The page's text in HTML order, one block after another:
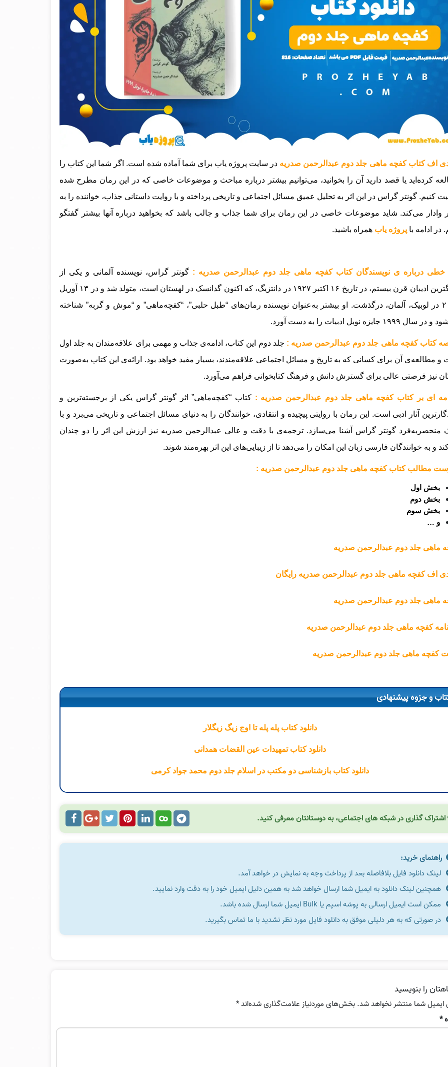
اف کتاب کفچه ماهی جلد دوم عبدالرحمن صدریه در سایت پروژه یاب برای شما آماده شده است. اگر شما این کتاب را
کرده‌اید یا قصد دارید آن را بخوانید، می‌توانیم بیشتر درباره مباحث و موضوعات خاصی که در این رمان مطرح شده
کنیم. گونتر گراس در این اثر به تحلیل عمیق مسائل اجتماعی و تاریخی پرداخته و با روایت داستانی جذاب، خواننده را به
وادار می‌کند. شاید موضوعات خاصی در این رمان برای شما جذاب و جالب باشد که بخواهید درباره آنها بیشتر گفتگو
. در ادامه با پروژه یاب همراه باشید.
خطی درباره ی نویسندگان کتاب کفچه ماهی جلد دوم عبدالرحمن صدریه : گونتر گراس، نویسنده آلمانی و یکی از
بزرگترین ادیبان قرن بیستم، در تاریخ ۱۶ اکتبر ۱۹۲۷ در دانتزیگ، که اکنون گدانسک در لهستان است، متولد شد و در ۱۳ آوریل
۲۰۱۵ در لوبیک، آلمان، درگذشت. او بیشتر به‌عنوان نویسنده رمان‌های “طبل حلبی”، “کفچه‌ماهی” و “موش و گربه” شناخته
۱۹۹۹ جایزه نوبل ادبیات را به دست آورد.
کتاب کفچه ماهی جلد دوم عبدالرحمن صدریه : جلد دوم این کتاب، ادامه‌ی جذاب و مهمی برای علاقه‌مندان به جلد اول
و مطالعه‌ی آن برای کسانی که به تاریخ و مسائل اجتماعی علاقه‌مندند، بسیار مفید خواهد بود. ارائه‌ی این کتاب به‌صورت
نیز فرصتی عالی برای گسترش دانش و فرهنگ کتابخوانی فراهم می‌آورد.
ای بر کتاب کفچه ماهی جلد دوم عبدالرحمن صدریه : کتاب “کفچه‌ماهی” اثر گونتر گراس یکی از برجسته‌ترین و
آثار ادبی است. این رمان با روایتی پیچیده و انتقادی، خوانندگان را به دنیای مسائل اجتماعی و تاریخی می‌برد و با
منحصربه‌فرد گونتر گراس آشنا می‌سازد. ترجمه‌ی با دقت و عالی عبدالرحمن صدریه نیز ارزش این اثر را دو چندان
و به خوانندگان فارسی زبان این امکان را می‌دهد تا از زیبایی‌های این اثر بهره‌مند شوند.
مطالب کتاب کفچه ماهی جلد دوم عبدالرحمن صدریه :
بخش اول
بخش دوم
بخش سوم
و …
ماهی جلد دوم عبدالرحمن صدریه
اف کفچه ماهی جلد دوم عبدالرحمن صدریه رایگان
ماهی جلد دوم عبدالرحمن صدریه
کفچه ماهی جلد دوم عبدالرحمن صدریه
کفچه ماهی جلد دوم عبدالرحمن صدریه
و جزوه پیشنهادی
دانلود کتاب پله پله تا اوج زیگ زیگلار
دانلود کتاب تمهیدات عین القضات همدانی
دانلود کتاب بازشناسی دو مکتب در اسلام جلد دوم محمد جواد کرمی
اشتراک گذاری در شبکه های اجتماعی، به دوستانتان معرفی کنید.
راهنمای خرید:
لینک دانلود فایل بلافاصله بعد از پرداخت وجه به نمایش در خواهد آمد.
همچنین لینک دانلود به ایمیل شما ارسال خواهد شد به همین دلیل ایمیل خود را به دقت وارد نمایید.
ممکن است ایمیل ارسالی به پوشه اسپم یا Bulk ایمیل شما ارسال شده باشد.
در صورتی که به هر دلیلی موفق به دانلود فایل مورد نظر نشدید با ما تماس بگیرید.
را بنویسید
ایمیل شما منتشر نخواهد شد. بخش‌های موردنیاز علامت‌گذاری شده‌اند*
*